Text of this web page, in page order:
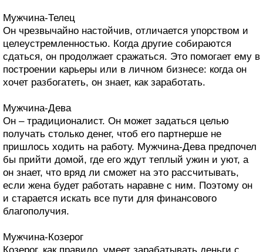
Мужчина-Телец
Он чрезвычайно настойчив, отличается упорством и
целеустремленностью. Когда другие собираются
сдаться, он продолжает сражаться. Это помогает ему в
построении карьеры или в личном бизнесе: когда он
хочет разбогатеть, он знает, как заработать.
Мужчина-Дева
Он – традиционалист. Он может задаться целью
получать столько денег, чтоб его партнерше не
пришлось ходить на работу. Мужчина-Дева предпочел
бы прийти домой, где его ждут теплый ужин и уют, а
он знает, что вряд ли сможет на это рассчитывать,
если жена будет работать наравне с ним. Поэтому он
и старается искать все пути для финансового
благополучия.
Мужчина-Козерог